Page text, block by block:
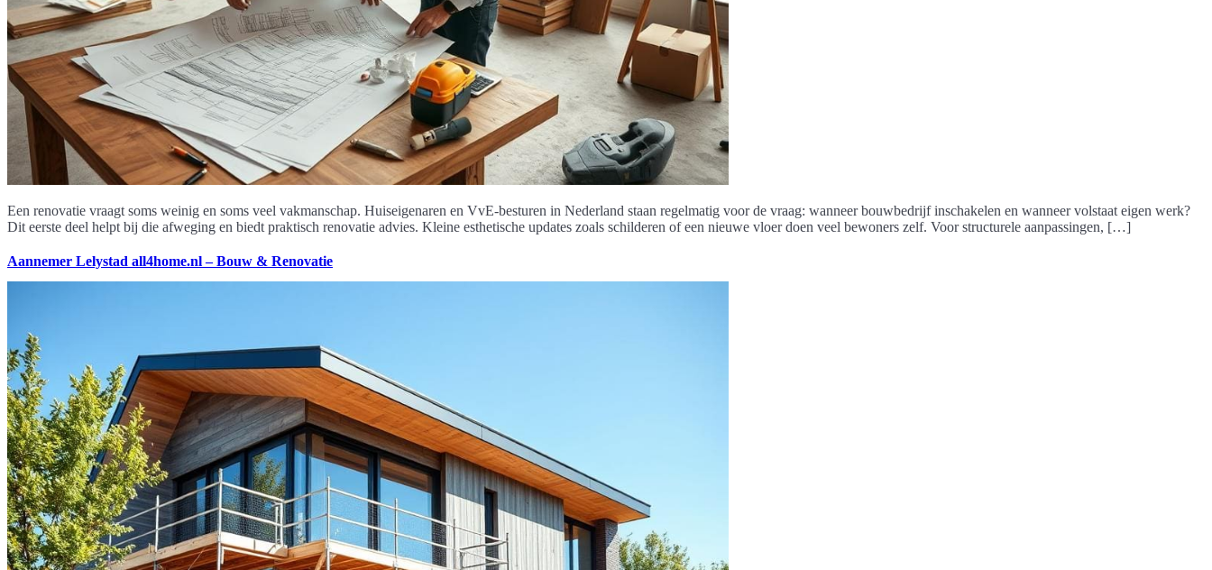
Een renovatie vraagt soms weinig en soms veel vakmanschap. Huiseigenaren en VvE-besturen in Nederland staan regelmatig voor de vraag: wanneer bouwbedrijf inschakelen en wanneer volstaat eigen werk?
Dit eerste deel helpt bij die afweging en biedt praktisch renovatie advies. Kleine esthetische updates zoals schilderen of een nieuwe vloer doen veel bewoners zelf. Voor structurele aanpassingen, […]
Aannemer Lelystad all4home.nl – Bouw & Renovatie